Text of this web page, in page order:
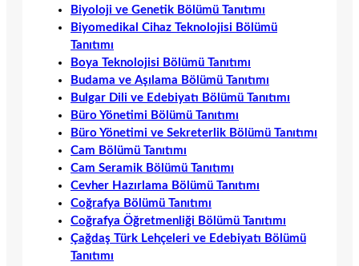
Biyoloji ve Genetik Bölümü Tanıtımı
Biyomedikal Cihaz Teknolojisi Bölümü
Tanıtımı
Boya Teknolojisi Bölümü Tanıtımı
Budama ve Aşılama Bölümü Tanıtımı
Bulgar Dili ve Edebiyatı Bölümü Tanıtımı
Büro Yönetimi Bölümü Tanıtımı
Büro Yönetimi ve Sekreterlik Bölümü Tanıtımı
Cam Bölümü Tanıtımı
Cam Seramik Bölümü Tanıtımı
Cevher Hazırlama Bölümü Tanıtımı
Coğrafya Bölümü Tanıtımı
Coğrafya Öğretmenliği Bölümü Tanıtımı
Çağdaş Türk Lehçeleri ve Edebiyatı Bölümü
Tanıtımı